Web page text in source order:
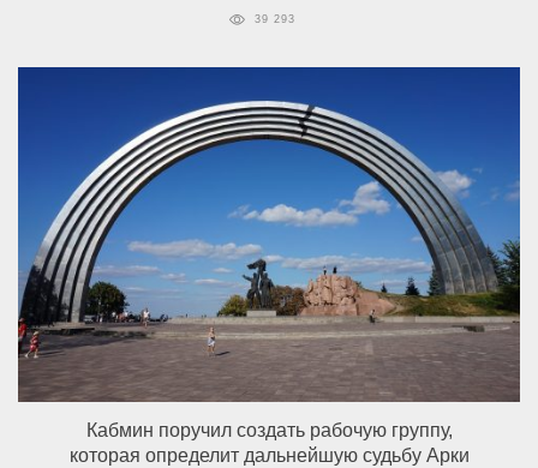
39 293
Кабмин поручил создать рабочую группу,
которая определит дальнейшую судьбу Арки